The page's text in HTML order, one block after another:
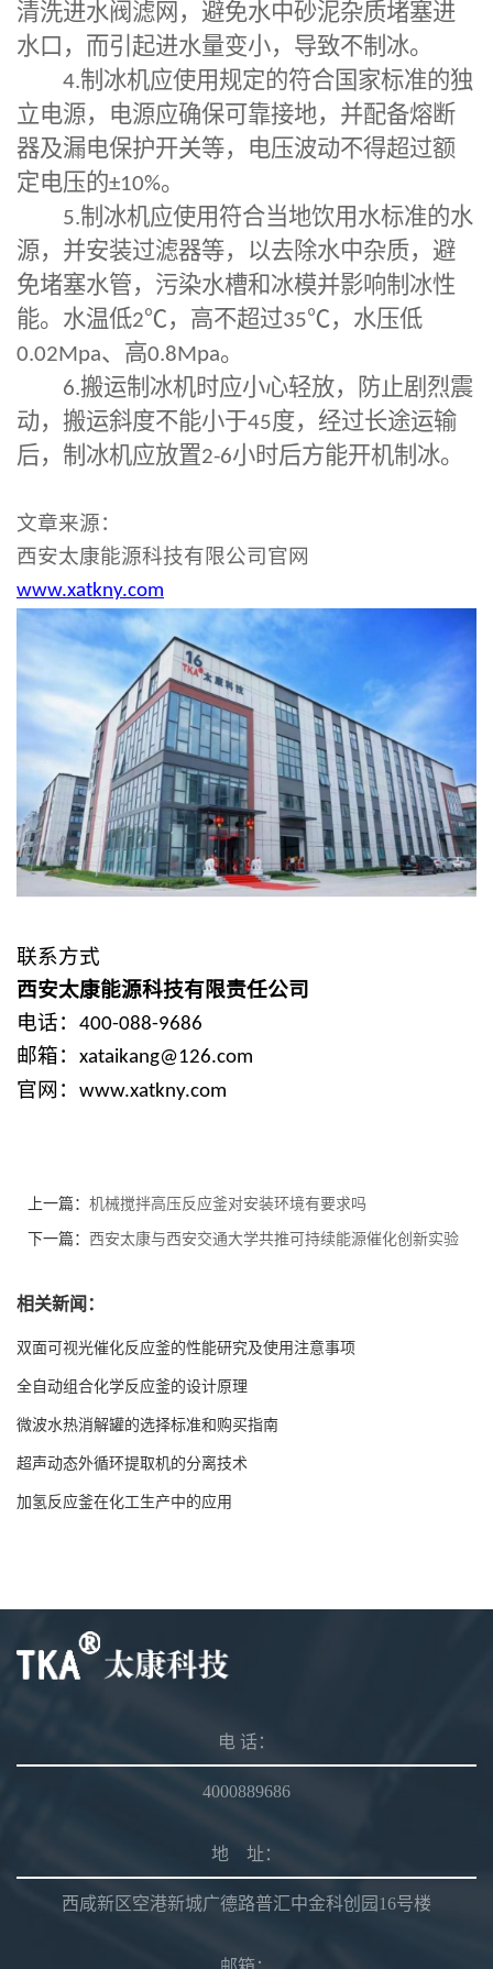
清洗进水阀滤网，避免水中砂泥杂质堵塞进
水口，而引起进水量变小，导致不制冰。
4.制冰机应使用规定的符合国家标准的独
立电源，电源应确保可靠接地，并配备熔断
器及漏电保护开关等，电压波动不得超过额
定电压的±10%。
5.制冰机应使用符合当地饮用水标准的水
源，并安装过滤器等，以去除水中杂质，避
免堵塞水管，污染水槽和冰模并影响制冰性
能。水温低2℃，高不超过35℃，水压低
0.02Mpa、高0.8Mpa。
6.搬运制冰机时应小心轻放，防止剧烈震
动，搬运斜度不能小于45度，经过长途运输
后，制冰机应放置2-6小时后方能开机制冰。
文章来源：
西安太康能源科技有限公司官网
www.xatkny.com
联系方式
西安太康能源科技有限责任公司
电话： 400-088-9686
邮箱： xataikang@126.com
官网： www.xatkny.com
上一篇： 机械搅拌高压反应釜对安装环境有要求吗
下一篇： 西安太康与西安交通大学共推可持续能源催化创新实验
相关新闻：
双面可视光催化反应釜的性能研究及使用注意事项
全自动组合化学反应釜的设计原理
微波水热消解罐的选择标准和购买指南
超声动态外循环提取机的分离技术
加氢反应釜在化工生产中的应用
电 话：
4000889686
地 址：
西咸新区空港新城广德路普汇中金科创园16号楼